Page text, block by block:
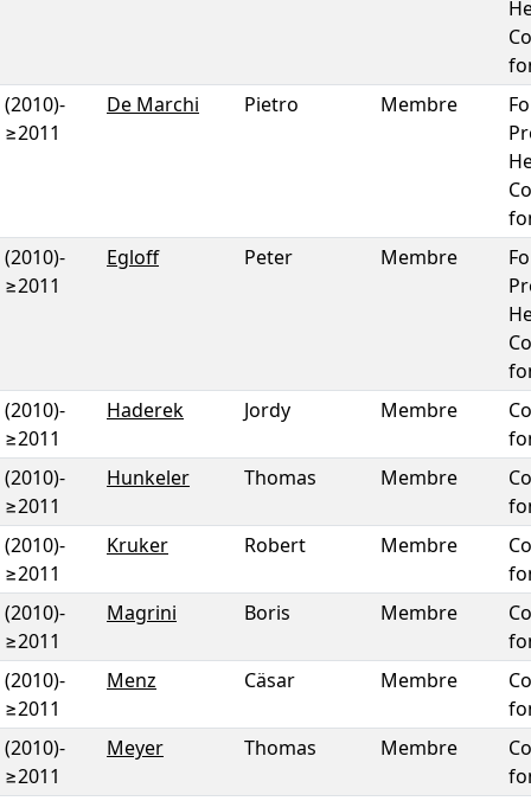
(2010)-
≥2011
De Marchi Pietro Membre
(2010)-
≥2011
Egloff Peter Membre
(2010)-
≥2011
Haderek Jordy Membre
(2010)-
≥2011
Hunkeler Thomas Membre
(2010)-
≥2011
Kruker Robert Membre
(2010)-
≥2011
Magrini Boris Membre
(2010)-
≥2011
Menz Cäsar Membre
(2010)-
≥2011
Meyer Thomas Membre